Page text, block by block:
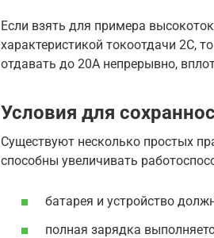
Если взять для примера
характеристикой токоотдачи 2C,
отдавать до 20А непрерывно,
Условия для
Существуют несколько простых
способны увеличивать
батарея и устройство
полная зарядка